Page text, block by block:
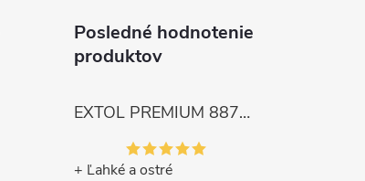
Posledné hodnotenie
produktov
EXTOL PREMIUM 8872105 Nožnice záhradnícke dlhé úzke, 200mm, max. prestrih Ø6mm
+ Ľahké a ostré